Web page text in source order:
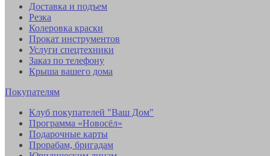
Доставка и подъем
Резка
Колеровка краски
Прокат инструментов
Услуги спецтехники
Заказ по телефону
Крыша вашего дома
Покупателям
Клуб покупателей "Ваш Дом"
Программа «Новосёл»
Подарочные карты
Прорабам, бригадам